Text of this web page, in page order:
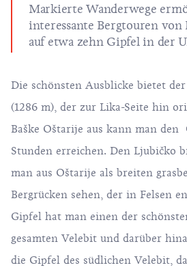
Markierte Wanderwege
interessante Bergtouren von
auf etwa zehn Gipfel in der
Die schönsten Ausblicke bietet
(1286 m), der zur Lika-Seite hin
Baške Oštarije aus kann man
Stunden erreichen. Den Ljubičko
man aus Oštarije als breiten
Bergrücken sehen, der in Felsen
Gipfel hat man einen der
gesamten Velebit und darüber
die Gipfel des südlichen Velebit,